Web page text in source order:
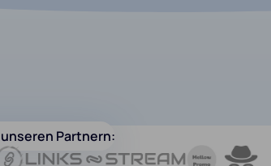
Partnern: